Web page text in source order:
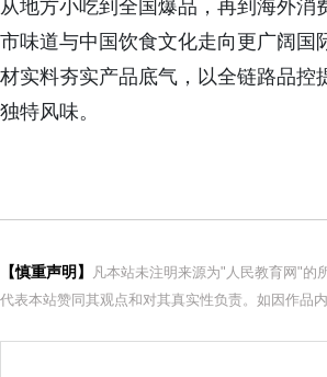
从地方小吃到全国爆品，再到海外
市味道与中国饮食文化走向更广阔
材实料夯实产品底气，以全链路品
独特风味。
【慎重声明】
凡本站未注明来源为"人民教育网"的
代表本站赞同其观点和对其真实性负责。如因作品